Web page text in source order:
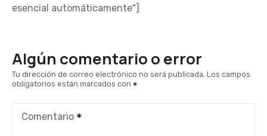
esencial automáticamente"]
Algún comentario o error
Tu dirección de correo electrónico no será publicada. Los campos
obligatorios están marcados con
Comentario